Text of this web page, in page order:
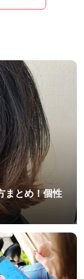
まとめ！個性